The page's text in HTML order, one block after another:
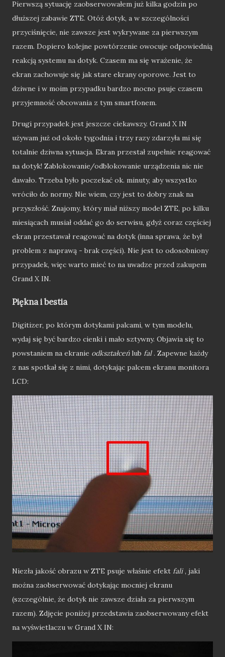
Pierwszą sytuację zaobserwowałem już kilka godzin po
dłuższej zabawie ZTE. Otóż dotyk, a w szczególności
przyciśnięcie, nie zawsze jest wykrywane za pierwszym
razem. Dopiero kolejne powtórzenie owocuje odpowiednią
reakcją systemu na dotyk. Czasem ma się wrażenie, że
ekran zachowuje się jak stare ekrany oporowe. Jest to
dziwne i w moim przypadku bardzo mocno psuje czasem
przyjemność obcowania z tym smartfonem.
Drugi przypadek jest jeszcze ciekawszy. Grand X IN
używam już od około tygodnia i trzy razy zdarzyła mi się
totalnie dziwna sytuacja. Ekran przestał zupełnie reagować
na dotyk! Zablokowanie/odblokowanie urządzenia nic nie
dawało. Trzeba było poczekać ok. minuty, aby wszystko
wróciło do normy. Nie wiem, czy jest to dobry znak na
przyszłość. Znajomy, który miał niższy model ZTE, po kilku
miesiącach musiał oddać go do serwisu, gdyż coraz częściej
ekran przestawał reagować na dotyk (inna sprawa, że był
problem z naprawą - brak części). Nie jest to odosobniony
przypadek, więc warto mieć to na uwadze przed zakupem
Grand X IN.
Piękna i bestia
Digitizer, po którym dotykami palcami, w tym modelu,
wydaj się być bardzo cienki i mało sztywny. Objawia się to
powstaniem na ekranie odkształceńlub fal. Zapewne każdy
z nas spotkał się z nimi, dotykając palcem ekranu monitora
LCD:
Niezła jakość obrazu w ZTE psuje właśnie efekt fali, jaki
można zaobserwować dotykając mocniej ekranu
(szczególnie, że dotyk nie zawsze działa za pierwszym
razem). Zdjęcie poniżej przedstawia zaobserwowany efekt
na wyświetlaczu w Grand X IN: